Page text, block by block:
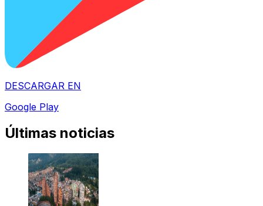
DESCARGAR EN
Google Play
Últimas noticias